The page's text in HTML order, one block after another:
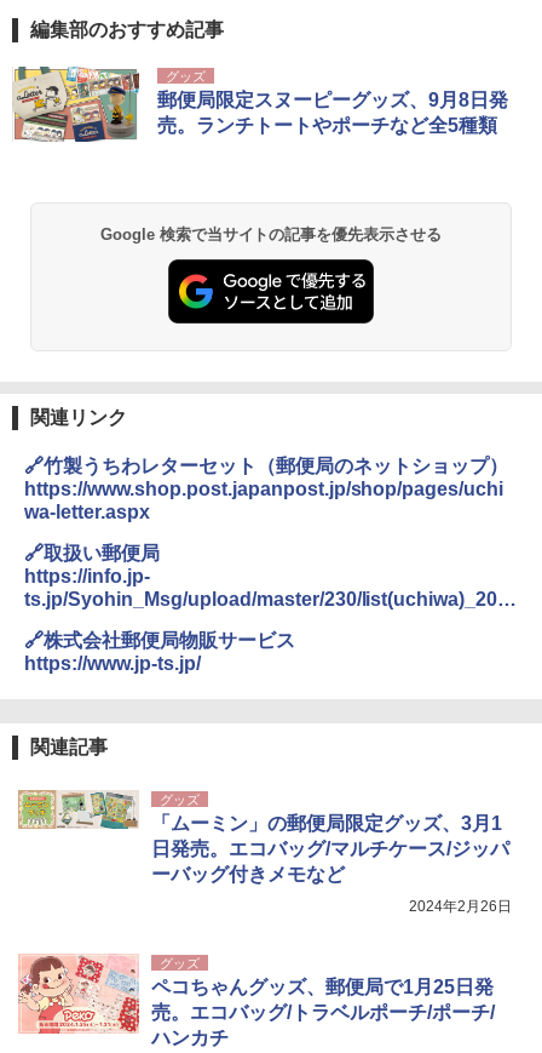
編集部のおすすめ記事
グッズ
郵便局限定スヌーピーグッズ、9月8日発
売。ランチトートやポーチなど全5種類
Google 検索で当サイトの記事を優先表示させる
関連リンク
🔗竹製うちわレターセット（郵便局のネットショップ）
https://www.shop.post.japanpost.jp/shop/pages/uchi
wa-letter.aspx
🔗取扱い郵便局
https://info.jp-
ts.jp/Syohin_Msg/upload/master/230/list(uchiwa)_202
🔗株式会社郵便局物販サービス
https://www.jp-ts.jp/
関連記事
グッズ
「ムーミン」の郵便局限定グッズ、3月1
日発売。エコバッグ/マルチケース/ジッパ
ーバッグ付きメモなど
2024年2月26日
グッズ
ペコちゃんグッズ、郵便局で1月25日発
売。エコバッグ/トラベルポーチ/ポーチ/
ハンカチ